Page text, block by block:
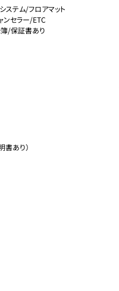
ステム/フロアマット
ンセラー/ETC
/保証書あり
書あり）